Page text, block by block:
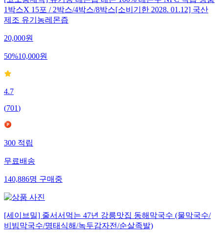
1박스X 15포 / 2박스/4박스/8박스[소비기한 2028. 01.12] 국산
제조 유기농레몬즙
20,000원
50%10,000원
4.7
(701)
300 적립
무료배송
140,886명 구매중
[세이브밀] 줄서서먹는 47년 강릉맛집 동해막국수 (물막국수/
비빔막국수/명태식해/녹두감자전/순살족발)